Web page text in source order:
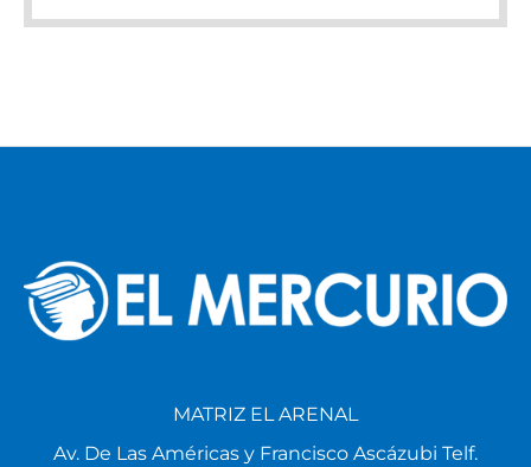
MATRIZ EL ARENAL
Av. De Las Américas y Francisco Ascázubi Telf.